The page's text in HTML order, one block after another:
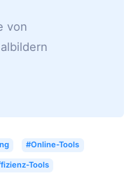
von
#Online-Tools
Tools